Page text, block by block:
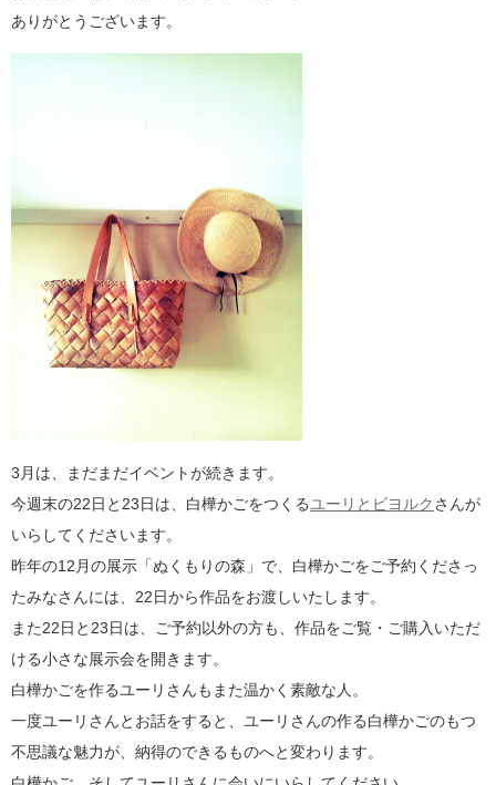
ありがとうございます。
3月は、まだまだイベントが続きます。
今週末の22日と23日は、白樺かごをつくるユーリとビヨルクさんが
いらしてくださいます。
昨年の12月の展示「ぬくもりの森」で、白樺かごをご予約くださっ
たみなさんには、22日から作品をお渡しいたします。
また22日と23日は、ご予約以外の方も、作品をご覧・ご購入いただ
ける小さな展示会を開きます。
白樺かごを作るユーリさんもまた温かく素敵な人。
一度ユーリさんとお話をすると、ユーリさんの作る白樺かごのもつ
不思議な魅力が、納得のできるものへと変わります。